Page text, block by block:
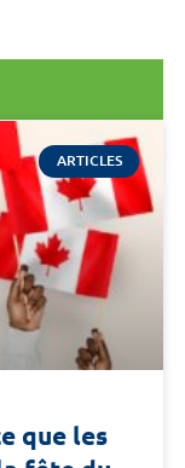
ARTICLES
que les